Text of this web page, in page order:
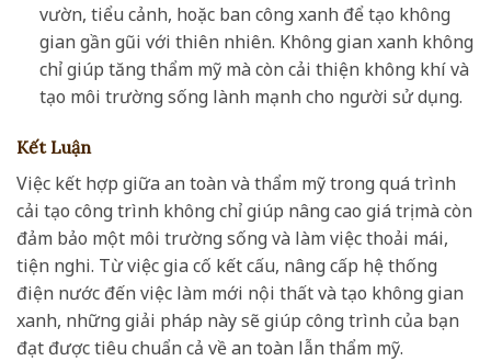
vườn, tiểu cảnh, hoặc ban công xanh để tạo không
gian gần gũi với thiên nhiên. Không gian xanh không
chỉ giúp tăng thẩm mỹ mà còn cải thiện không khí và
tạo môi trường sống lành mạnh cho người sử dụng.
Kết Luận
Việc kết hợp giữa an toàn và thẩm mỹ trong quá trình
cải tạo công trình không chỉ giúp nâng cao giá trị mà còn
đảm bảo một môi trường sống và làm việc thoải mái,
tiện nghi. Từ việc gia cố kết cấu, nâng cấp hệ thống
điện nước đến việc làm mới nội thất và tạo không gian
xanh, những giải pháp này sẽ giúp công trình của bạn
đạt được tiêu chuẩn cả về an toàn lẫn thẩm mỹ.